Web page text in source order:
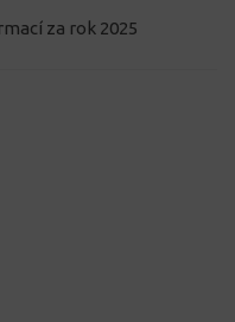
za rok 2025